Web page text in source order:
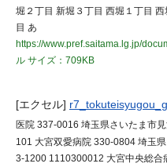
堀２丁目 新堀３丁目 西堀１丁目
目 あ
https://www.pref.saitama.lg.jp/
ル サイズ：709KB
[エクセル]
医院 337-0016 埼玉県さいたま市
101 大宮双愛病院 330-0804 埼玉
3-1200 1110300012 大宮中央総合